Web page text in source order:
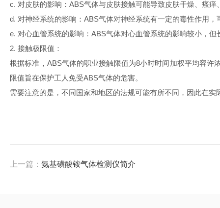
c. 对皮肤的影响： ABS气体与皮肤接触可能导致皮肤干燥、瘙
d. 对神经系统的影响： ABS气体对神经系统有一定的毒性作用
e. 对心血管系统的影响： ABS气体对心血管系统的影响较小，但
2. 接触极限值：
根据标准 ， ABS气体的职业接触限值为8小时时间加权平均容许
限值旨在保护工人免受ABS气体的危害。
需要注意的是，不同国家和地区的法规可能有所不同，因此在
上一篇： 氨基磺酸铵气体检测仪简介